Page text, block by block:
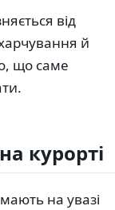
від
й
що саме
курорті
на увазі